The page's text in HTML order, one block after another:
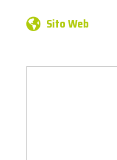
Sito Web